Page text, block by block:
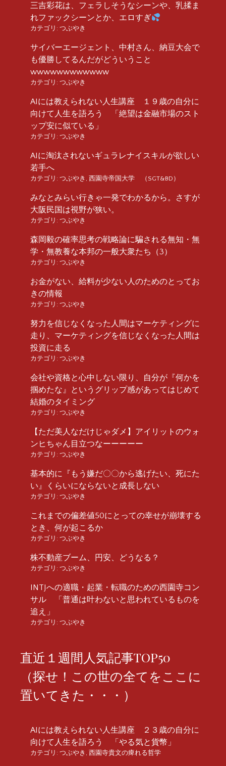
三吉彩花は、フェラしそうなシーンや、乳揉ま
れファックシーンとか、エロすぎ
カテゴリ: つぶやき
サイバーエージェント、中村さん、納豆大会で
も優勝してるんだがどういうこと
wwwwwwwwwwww
カテゴリ: つぶやき
AIには教えられない人生講座 １９歳の自分に
向けて人生を語ろう 「絶望は金融市場のスト
ップ安に似ている」
カテゴリ: つぶやき
AIに淘汰されないギュラレナイスキルが欲しい
若手へ
カテゴリ: つぶやき , 西園寺帝国大学 （SGT&BD）
みなとみらい行きゃ一発でわかるから。さすが
大阪民国は視野が狭い。
カテゴリ: つぶやき
森岡毅の確率思考の戦略論に騙される無知・無
学・無教養な本邦の一般大衆たち（3）
カテゴリ: つぶやき
お金がない、給料が少ない人のためのとってお
きの情報
カテゴリ: つぶやき
努力を信じなくなった人間はマーケティングに
走り、マーケティングを信じなくなった人間は
投資に走る
カテゴリ: つぶやき
会社や資格と心中しない限り、自分が『何かを
掴めたな』というグリップ感があってはじめて
結婚のタイミング
カテゴリ: つぶやき
【ただ美人なだけじゃダメ】アイリットのウォ
ンヒちゃん目立つなーーーーー
カテゴリ: つぶやき
基本的に『もう嫌だ〇〇から逃げたい、死にた
い』くらいにならないと成長しない
カテゴリ: つぶやき
これまでの偏差値50にとっての幸せが崩壊する
とき、何が起こるか
カテゴリ: つぶやき
株不動産ブーム、円安、どうなる？
カテゴリ: つぶやき
INTJへの適職・起業・転職のための西園寺コン
サル 「普通は叶わないと思われているものを
追え」
カテゴリ: つぶやき
直近１週間人気記事TOP50
（探せ！この世の全てをここに
置いてきた・・・）
AIには教えられない人生講座 ２３歳の自分に
向けて人生を語ろう 「やる気と貨幣」
カテゴリ: つぶやき , 西園寺貴文の痺れる哲学